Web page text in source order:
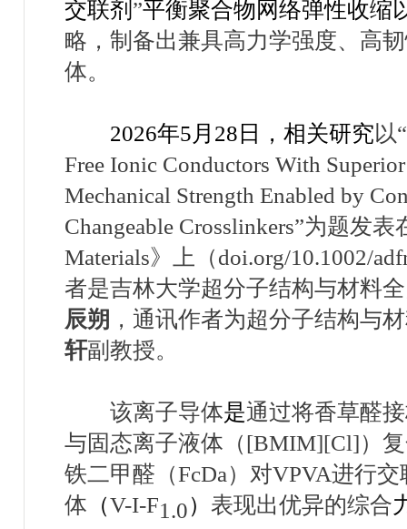
交联剂 ”平衡聚合物网络弹性收缩
略，制备出兼具高力学强度、高
体。
2026年5月28日，相关研究以
Free Ionic Conductors With
Mechanical Strength Enabled by
Changeable Crosslinkers”为题发表
Materials》上（doi.org/10.1002/
者是吉林大学超分子结构与材料
辰朔 ，通讯作者为超分子结构与
轩副教授。
该离子导体是通过将香草醛
与固态离子液体（[BMIM][Cl]）
铁二甲醛（FcDa）对VPVA进行交
体 （V-I-F1.0） 表现出优异的综合